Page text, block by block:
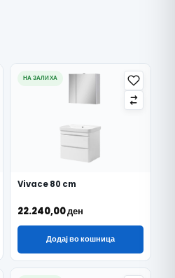
НА ЗАЛИХА
Vivace 80 cm
22.240,00ден
Додај во кошница